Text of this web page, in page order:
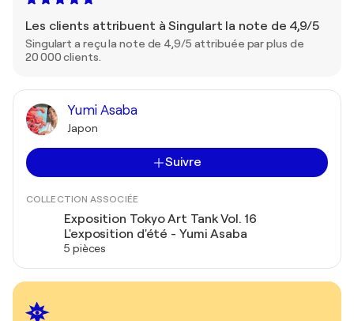
Les clients attribuent à Singulart la note de 4,9/5
Singulart a reçu la note de 4,9/5 attribuée par plus de
20 000 clients.
Yumi Asaba
Japon
Suivre
COLLECTION ASSOCIÉE
Exposition Tokyo Art Tank Vol. 16
L'exposition d'été - Yumi Asaba
5 pièces